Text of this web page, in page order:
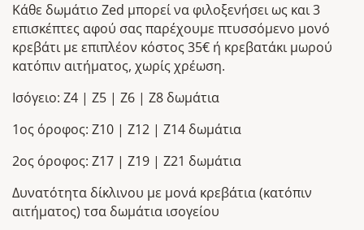
Κάθε δωμάτιο Zed μπορεί να φιλοξενήσει ως και 3
επισκέπτες αφού σας παρέχουμε πτυσσόμενο μονό
κρεβάτι με επιπλέον κόστος 35€ ή κρεβατάκι μωρού
κατόπιν αιτήματος, χωρίς χρέωση.
Ισόγειο: Z4 | Z5 | Z6 | Z8 δωμάτια
1ος όροφος: Z10 | Z12 | Z14 δωμάτια
2ος όροφος: Z17 | Z19 | Z21 δωμάτια
Δυνατότητα δίκλινου με μονά κρεβάτια (κατόπιν
αιτήματος) τσα δωμάτια ισογείου